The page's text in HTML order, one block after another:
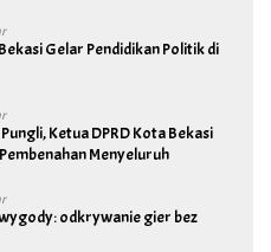
Gelar Pendidikan Politik di
Ketua DPRD Kota Bekasi
Menyeluruh
odkrywanie gier bez